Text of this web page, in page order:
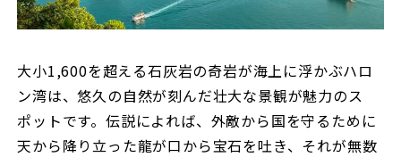
大小1,600を超える石灰岩の奇岩が海上に浮かぶハロ
ン湾は、悠久の自然が刻んだ壮大な景観が魅力のス
ポットです。伝説によれば、外敵から国を守るために
天から降り立った龍が口から宝石を吐き、それが無数